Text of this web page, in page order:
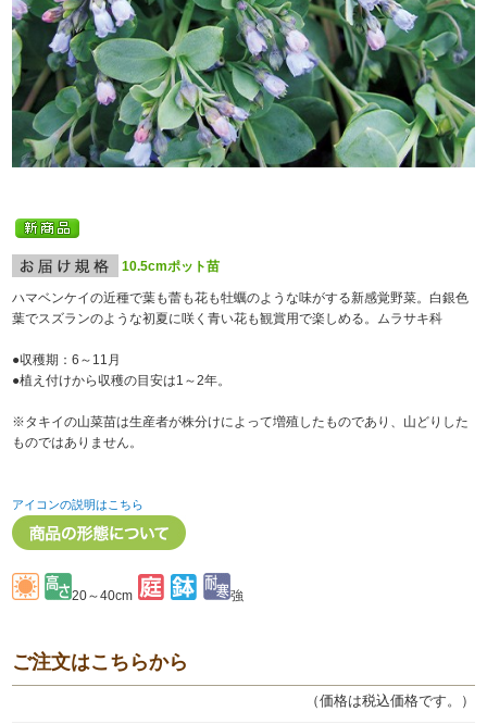
10.5cmポット苗
ハマベンケイの近種で葉も蕾も花も牡蠣のような味がする新感覚野菜。白銀色
葉でスズランのような初夏に咲く青い花も観賞用で楽しめる。ムラサキ科
●収穫期：6～11月
●植え付けから収穫の目安は1～2年。
※タキイの山菜苗は生産者が株分けによって増殖したものであり、山どりした
ものではありません。
アイコンの説明はこちら
20～40cm 強
ご注文はこちらから
（価格は税込価格です。）